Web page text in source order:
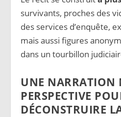
survivants, proches des
des services d’enquête,
mais aussi figures
dans un tourbillon
UNE NARRATION
PERSPECTIVE
DÉCONSTRUIRE